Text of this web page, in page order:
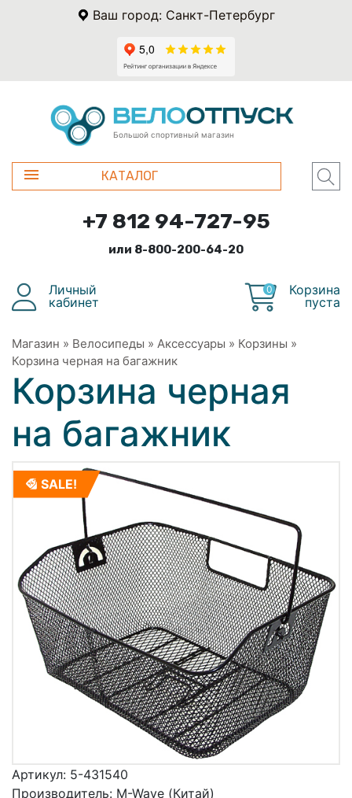
Ваш город: Санкт-Петербург
Большой спортивный магазин
КАТАЛОГ
+7 812 94-727-95
или 8-800-200-64-20
Личный
кабинет
0
Корзина
пуста
Магазин » Велосипеды » Аксессуары » Корзины »
Корзина черная на багажник
Корзина черная
на багажник
SALE!
Артикул: 5-431540
Производитель: M-Wave (Китай)